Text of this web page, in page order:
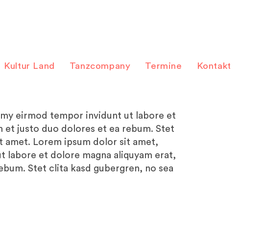
Kultur Land Tanzcompany Termine Kontakt
eirmod tempor invidunt ut labore et
et justo duo dolores et ea rebum. Stet
amet. Lorem ipsum dolor sit amet,
labore et dolore magna aliquyam erat,
Stet clita kasd gubergren, no sea